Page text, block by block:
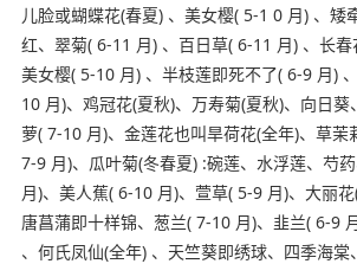
儿脸或蝴蝶花(春夏) 、美女樱( 5-1 0 月) 、矮
红、翠菊( 6-11 月) 、百日草( 6-11 月) 、长春
美女樱( 5-10 月) 、半枝莲即死不了( 6-9 月)
10 月)、鸡冠花(夏秋)、万寿菊(夏秋)、向日
萝( 7-10 月)、金莲花也叫旱荷花(全年)、草茉
7-9 月)、瓜叶菊(冬春夏) :碗莲、水浮莲、芍
月)、美人蕉( 6-10 月)、萱草( 5-9 月)、大丽花
唐菖蒲即十样锦、葱兰( 7-10 月)、韭兰( 6-9
、何氏凤仙(全年) 、天竺葵即绣球、四季海棠